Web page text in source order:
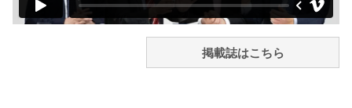
掲載誌はこちら